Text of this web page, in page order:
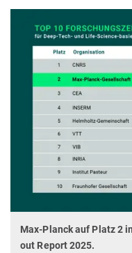
Max-Planck auf Platz 2
out Report 2025.